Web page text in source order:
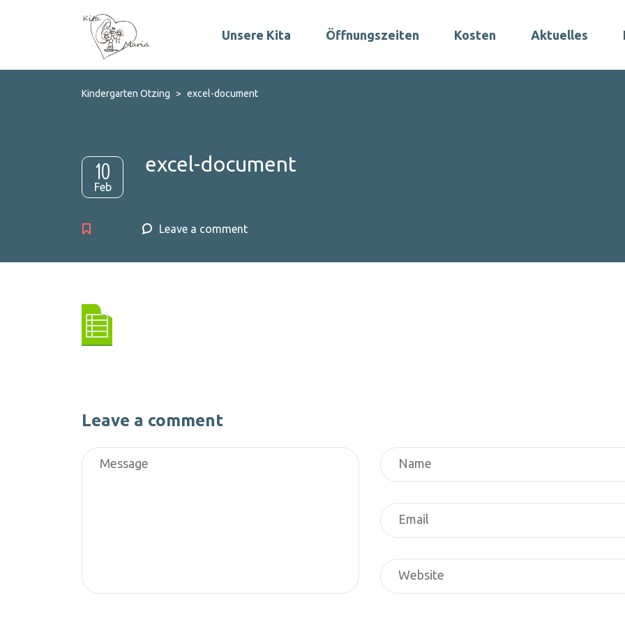
Unsere Kita Öffnungszeiten Kosten Aktuelles
Kindergarten Otzing > excel-document
10
Feb
excel-document
Leave a comment
Leave a comment